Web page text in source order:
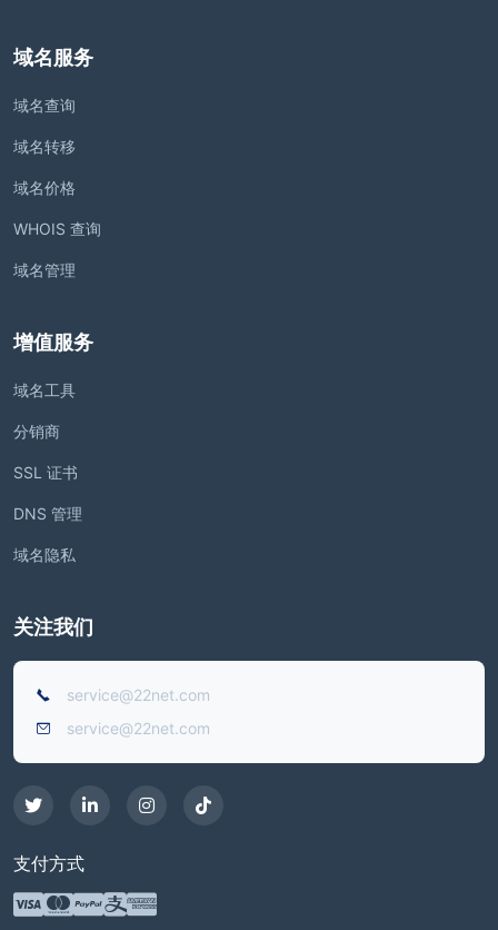
域名服务
域名查询
域名转移
域名价格
WHOIS 查询
域名管理
增值服务
域名工具
分销商
SSL 证书
DNS 管理
域名隐私
关注我们
service@22net.com
service@22net.com
支付方式